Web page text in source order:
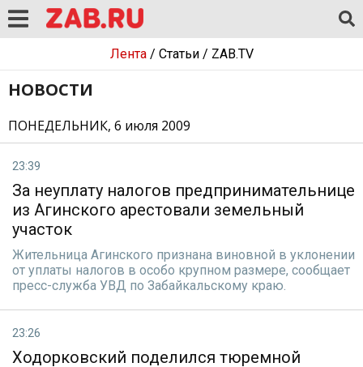
Лента/ Статьи/ ZAB.TV
НОВОСТИ
ПОНЕДЕЛЬНИК, 6 июля 2009
23:39
За неуплату налогов предпринимательнице
из Агинского арестовали земельный
участок
Жительница Агинского признана виновной в уклонении
от уплаты налогов в особо крупном размере, сообщает
пресс-служба УВД по Забайкальскому краю.
23:26
Ходорковский поделился тюремной